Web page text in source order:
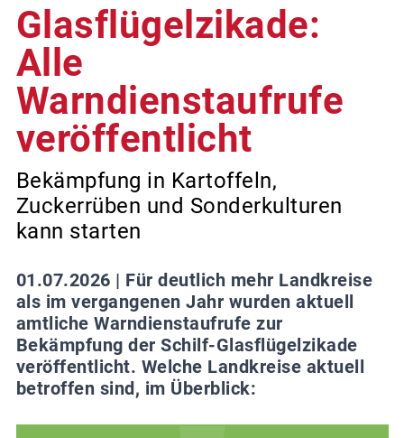
Glasflügelzikade:
Alle
Warndienstaufrufe
veröffentlicht
Bekämpfung in Kartoffeln,
Zuckerrüben und Sonderkulturen
kann starten
01.07.2026 | Für deutlich mehr Landkreise
als im vergangenen Jahr wurden aktuell
amtliche Warndienstaufrufe zur
Bekämpfung der Schilf-Glasflügelzikade
veröffentlicht. Welche Landkreise aktuell
betroffen sind, im Überblick: